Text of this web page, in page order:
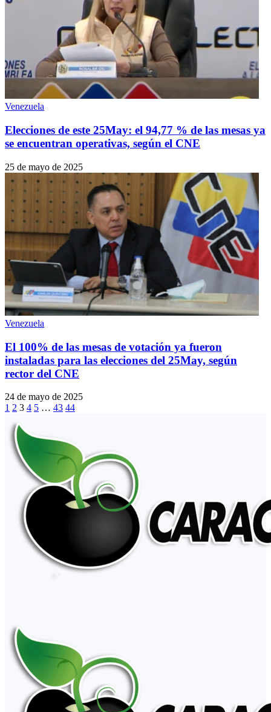
Venezuela
Elecciones de este 25May: el 94,77 % de las mesas ya
se encuentran operativas, según el CNE
25 de mayo de 2025
Venezuela
El 100% de las mesas de votación ya fueron
instaladas para las elecciones del 25May, según
rector del CNE
24 de mayo de 2025
1 2 3 4 5 … 43 44